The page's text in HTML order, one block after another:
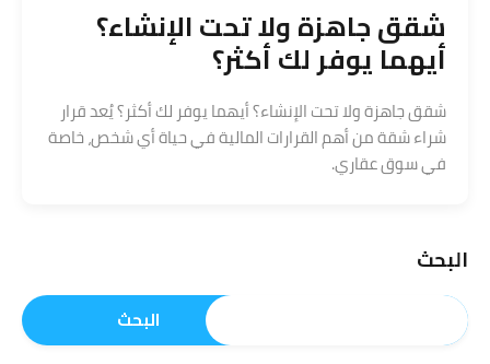
شقق جاهزة ولا تحت الإنشاء؟
أيهما يوفر لك أكثر؟
شقق جاهزة ولا تحت الإنشاء؟ أيهما يوفر لك أكثر؟ يُعد قرار
شراء شقة من أهم القرارات المالية في حياة أي شخص، خاصة
في سوق عقاري.
البحث
البحث